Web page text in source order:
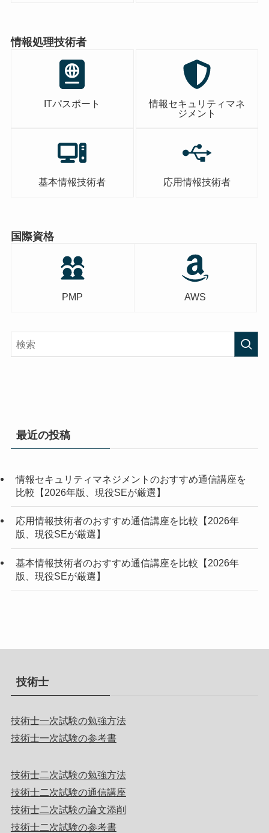
情報処理技術者
ITパスポート
情報セキュリティマネ
ジメント
基本情報技術者 応用情報技術者
国際資格
PMP AWS
最近の投稿
情報セキュリティマネジメントのおすすめ通信講座を
比較【2026年版、現役SEが厳選】
応用情報技術者のおすすめ通信講座を比較【2026年
版、現役SEが厳選】
基本情報技術者のおすすめ通信講座を比較【2026年
版、現役SEが厳選】
技術士
技術士一次試験の勉強方法
技術士一次試験の参考書
技術士二次試験の勉強方法
技術士二次試験の通信講座
技術士二次試験の論文添削
技術士二次試験の参考書